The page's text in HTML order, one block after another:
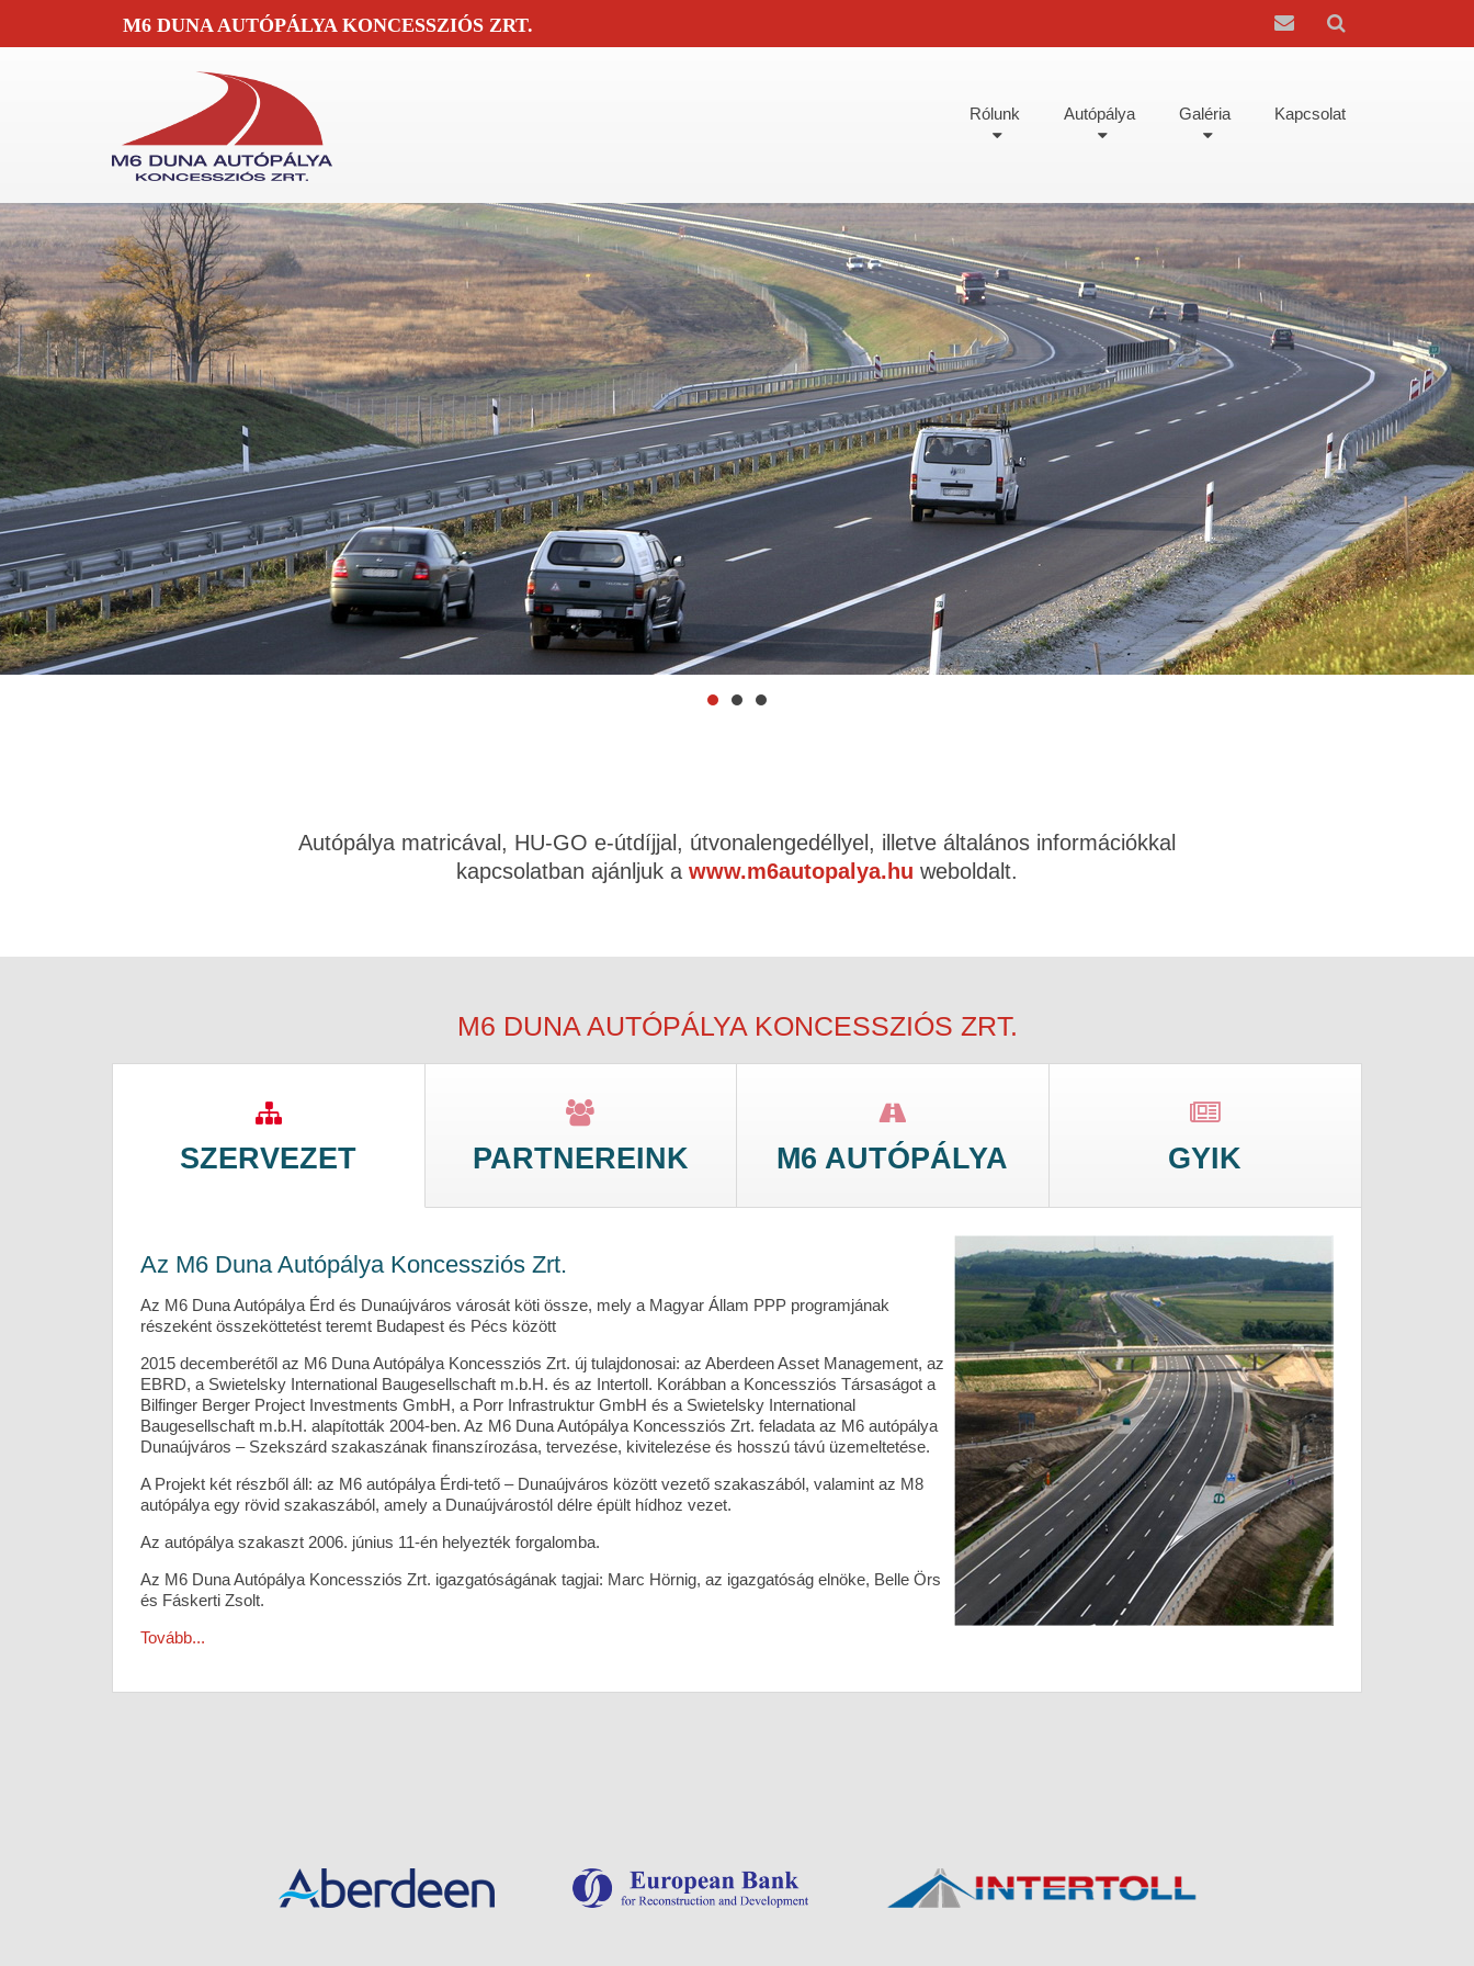
M6 DUNA AUTÓPÁLYA KONCESSZIÓS ZRT.
Rólunk Autópálya Galéria Kapcsolat
Autópálya matricával, HU-GO e-útdíjjal, útvonalengedéllyel, illetve általános információkkal
kapcsolatban ajánljuk a www.m6autopalya.hu weboldalt.
M6 DUNA AUTÓPÁLYA KONCESSZIÓS ZRT.
SZERVEZET PARTNEREINK M6 AUTÓPÁLYA GYIK
Az M6 Duna Autópálya Koncessziós Zrt.
Az M6 Duna Autópálya Érd és Dunaújváros városát köti össze, mely a Magyar Állam PPP programjának
részeként összeköttetést teremt Budapest és Pécs között
2015 decemberétől az M6 Duna Autópálya Koncessziós Zrt. új tulajdonosai: az Aberdeen Asset Management, az
EBRD, a Swietelsky International Baugesellschaft m.b.H. és az Intertoll. Korábban a Koncessziós Társaságot a
Bilfinger Berger Project Investments GmbH, a Porr Infrastruktur GmbH és a Swietelsky International
Baugesellschaft m.b.H. alapították 2004-ben. Az M6 Duna Autópálya Koncessziós Zrt. feladata az M6 autópálya
Dunaújváros – Szekszárd szakaszának finanszírozása, tervezése, kivitelezése és hosszú távú üzemeltetése.
A Projekt két részből áll: az M6 autópálya Érdi-tető – Dunaújváros között vezető szakaszából, valamint az M8
autópálya egy rövid szakaszából, amely a Dunaújvárostól délre épült hídhoz vezet.
Az autópálya szakaszt 2006. június 11-én helyezték forgalomba.
Az M6 Duna Autópálya Koncessziós Zrt. igazgatóságának tagjai: Marc Hörnig, az igazgatóság elnöke, Belle Örs
és Fáskerti Zsolt.
Tovább...